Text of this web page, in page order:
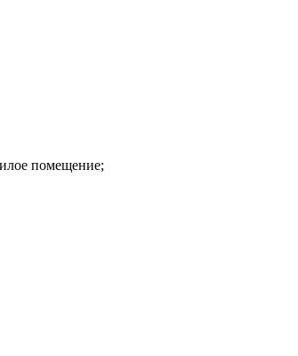
помещение;